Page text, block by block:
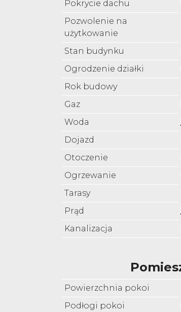
Pokrycie dachu
Pozwolenie na
użytkowanie
Stan budynku
Ogrodzenie działki
Rok budowy
Gaz
Woda
Dojazd
Otoczenie
Ogrzewanie
Tarasy
Prąd
Kanalizacja
Powierzchnia pokoi
Podłogi pokoi